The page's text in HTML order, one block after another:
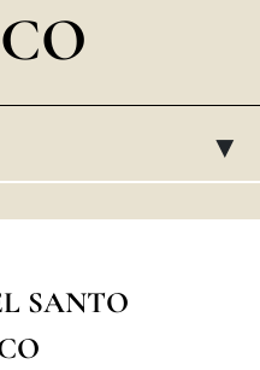
POLSKI
▸
SANTO